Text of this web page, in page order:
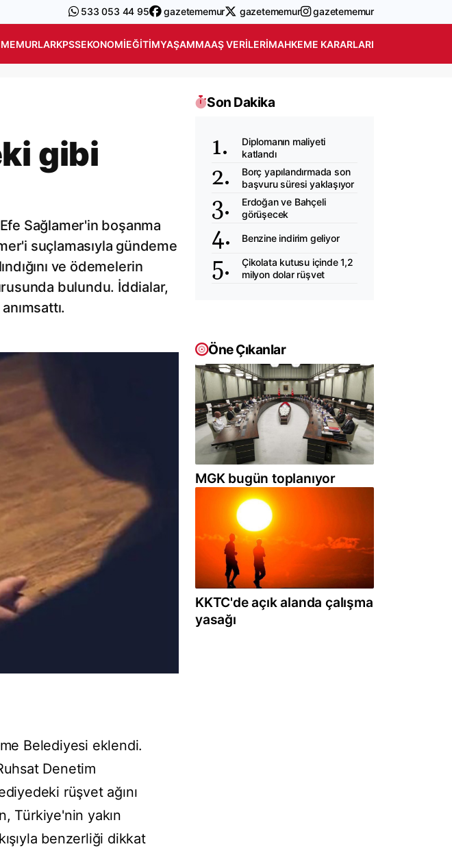
533 053 44 95 gazetememur gazetememur gazetememur
MEMURLARKPSSEKONOMIEĞITIMYAŞAMMAAŞ VERILERIMAHKEME KARARLARI
gibi
Sağlamer'in boşanma
suçlamasıyla gündeme
ve ödemelerin
bulundu. İddialar,
Belediyesi eklendi.
Denetim
rüşvet ağını
Türkiye'nin yakın
benzerliği dikkat
Son Dakika
Diplomanın maliyeti
katlandı
Borç yapılandırmada son
başvuru süresi yaklaşıyor
Erdoğan ve Bahçeli
görüşecek
Benzine indirim geliyor
Çikolata kutusu içinde 1,2
milyon dolar rüşvet
Öne Çıkanlar
MGK bugün toplanıyor
KKTC'de açık alanda çalışma
yasağı